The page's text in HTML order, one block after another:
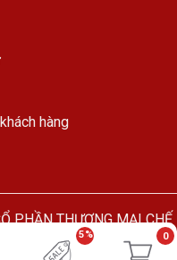
hàng
PHẦN THƯƠNG MẠI CHẾ
NGHỆ TÂN PHÚ
5% 0